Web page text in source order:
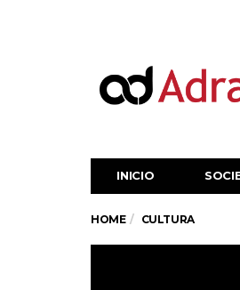
INICIO
HOME CULTURA